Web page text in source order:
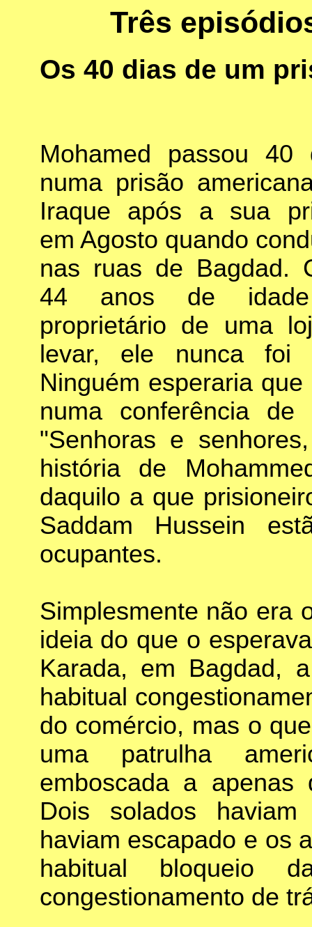
Três
Os 40 dias de um
Mohamed passou 40
numa prisão
Iraque após a sua
em Agosto quando
nas ruas de Bagdad.
44 anos de
proprietário de uma
levar, ele nunca foi
Ninguém esperaria
numa conferência
"Senhoras e
história de
daquilo a que
Saddam Hussein
ocupantes.
Simplesmente não era
ideia do que o
Karada, em Bagdad,
habitual
do comércio, mas o
uma patrulha
emboscada a apenas
Dois solados
haviam escapado e os
habitual
congestionamento de